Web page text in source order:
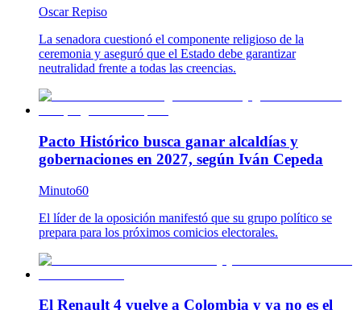
Oscar Repiso
La senadora cuestionó el componente religioso de la
ceremonia y aseguró que el Estado debe garantizar
neutralidad frente a todas las creencias.
Pacto Histórico busca ganar alcaldías y
gobernaciones en 2027, según Iván Cepeda
Minuto60
El líder de la oposición manifestó que su grupo político se
prepara para los próximos comicios electorales.
El Renault 4 vuelve a Colombia y ya no es el